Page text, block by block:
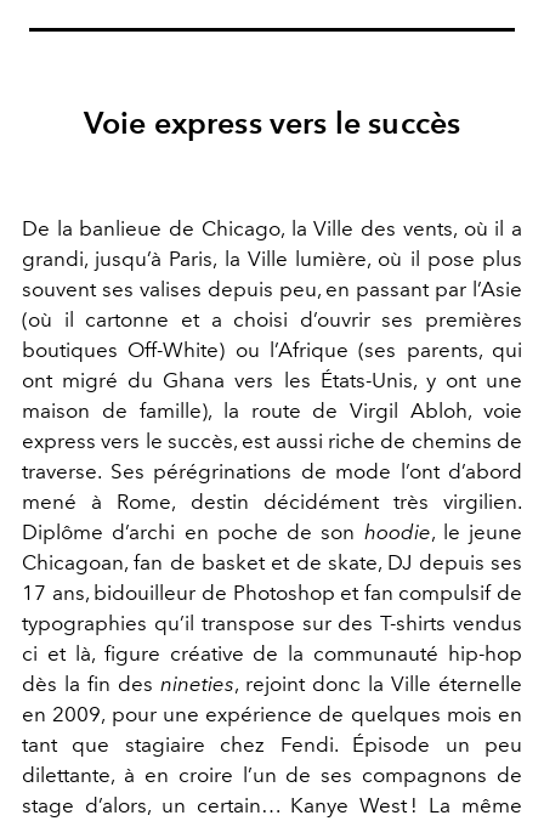
Voie express vers le succès
De la banlieue de Chicago, la Ville des vents, où il a
grandi, jusqu’à Paris, la Ville lumière, où il pose plus
souvent ses valises depuis peu, en passant par l’Asie
(où il cartonne et a choisi d’ouvrir ses premières
boutiques Off-White) ou l’Afrique (ses parents, qui
ont migré du Ghana vers les États-Unis, y ont une
maison de famille), la route de Virgil Abloh, voie
express vers le succès, est aussi riche de chemins de
traverse. Ses pérégrinations de mode l’ont d’abord
mené à Rome, destin décidément très virgilien.
Diplôme d’archi en poche de son hoodie, le jeune
Chicagoan, fan de basket et de skate, DJ depuis ses
17 ans, bidouilleur de Photoshop et fan compulsif de
typographies qu’il transpose sur des T-shirts vendus
ci et là, figure créative de la communauté hip-hop
dès la fin des nineties, rejoint donc la Ville éternelle
en 2009, pour une expérience de quelques mois en
tant que stagiaire chez Fendi. Épisode un peu
dilettante, à en croire l’un de ses compagnons de
stage d’alors, un certain… Kanye West ! La même